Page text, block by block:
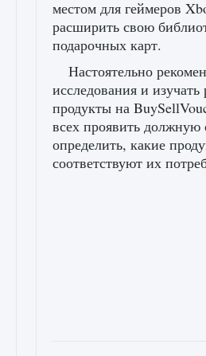
местом для геймеров
расширить свою
подарочных карт.
Настоятельно
исследования и
продукты на
всех проявить должную
определить, какие
соответствуют их